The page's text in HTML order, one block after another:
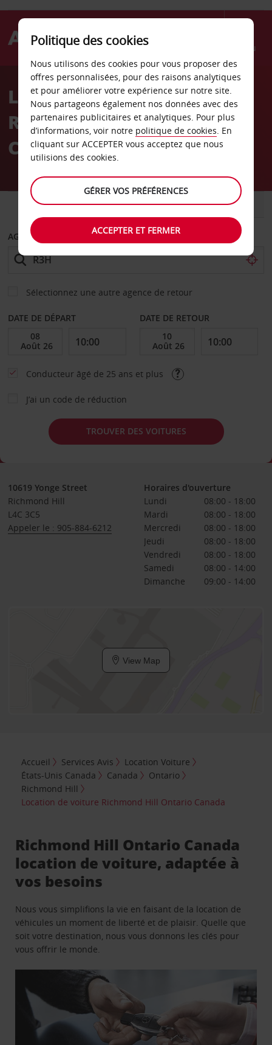
Menu
AvisLocation de voiture
Richmond Hill Ontario
Canada
VOITURE UTILITAIRE
AGENCE DE DÉPART
Sélectionnez une autre agence de retour
DATE DE DÉPART DATE DE RETOUR
Conducteur âgé de 25 ans et plus
J’ai un code de réduction
TROUVER DES VOITURES
10619 Yonge Street
Richmond Hill
L4C 3C5
Appeler le : 905-884-6212
Horaires d'ouverture
Lundi
08:00 - 18:00
Mardi
08:00 - 18:00
Mercredi
08:00 - 18:00
Jeudi
08:00 - 18:00
Vendredi
08:00 - 18:00
Samedi
08:00 - 14:00
Dimanche
09:00 - 14:00
View Map
Accueil Services Avis
Location Voiture
États-Unis Canada
Canada
Ontario
Richmond Hill
Location de voiture Richmond Hill Ontario Canada
Richmond Hill Ontario Canada
location de voiture, adaptée à
vos besoins
Nous vous simplifions la vie en faisant de la location de
véhicules un moment de liberté et de plaisir. Quelle que
soit votre destination, nous vous donnons les clés pour
vous offrir le monde.
Politique des cookies
Nous utilisons des cookies pour vous proposer des
offres personnalisées, pour des raisons analytiques
et pour améliorer votre expérience sur notre site.
Nous partageons également nos données avec des
partenaires publicitaires et analytiques. Pour plus
d’informations, voir notre politique de cookies. En
cliquant sur ACCEPTER vous acceptez que nous
utilisions des cookies.
GÉRER VOS PRÉFÉRENCES
ACCEPTER ET FERMER